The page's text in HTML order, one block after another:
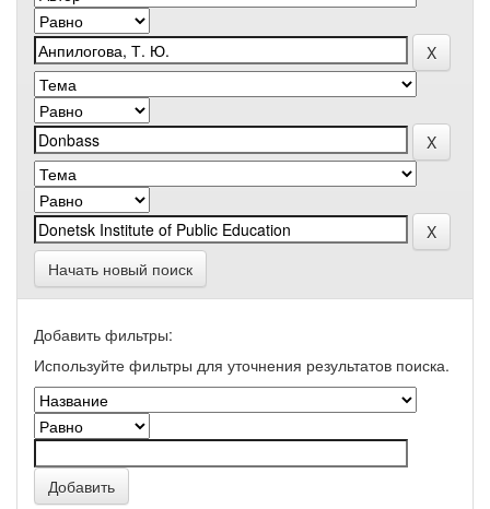
Начать новый поиск
Добавить фильтры:
Используйте фильтры для уточнения результатов поиска.